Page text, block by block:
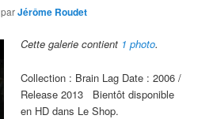
parJérôme Roudet
Cette galerie contient 1 photo.
Collection : Brain Lag Date : 2006 /
Release 2013 Bientôt disponible
en HD dans Le Shop.